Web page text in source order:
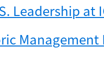
Leadership at